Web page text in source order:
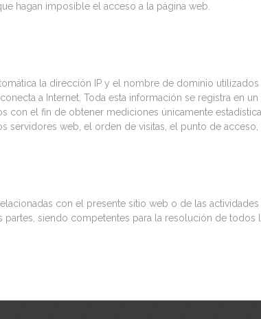
hagan imposible el acceso a la página web.
la dirección IP y el nombre de dominio
a Internet. Toda esta información se registra en
con el fin de obtener mediciones únicamente
servidores web, el orden de visitas, el punto de acceso,
con el presente sitio web o de las
partes, siendo competentes para la resolución de